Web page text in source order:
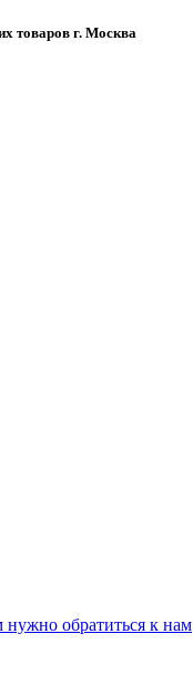
товаров г. Москва
обратиться к нам